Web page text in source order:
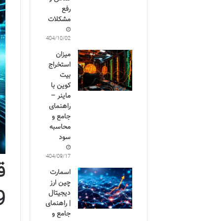
رفع
مشکلات
1404/10/02
میزان
استخراج
بیت
کوین با
ماینر –
راهنمای
جامع و
محاسبه
سود
1404/09/17
اسمارت
چین ارز
دیجیتال
| راهنمای
جامع و